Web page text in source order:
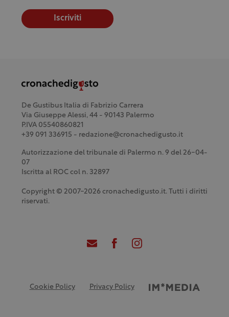
Iscriviti
De Gustibus Italia di Fabrizio Carrera
Via Giuseppe Alessi, 44 - 90143 Palermo
P.IVA 05540860821
+39 091 336915 - redazione@cronachedigusto.it
Autorizzazione del tribunale di Palermo n. 9 del 26-04-
07
Iscritta al ROC col n. 32897
Copyright © 2007-2026 cronachedigusto.it. Tutti i diritti
riservati.
Cookie Policy Privacy Policy Credits